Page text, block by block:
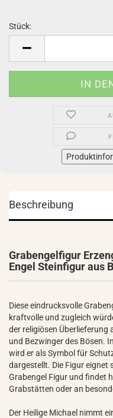
Stück:
Beschreibung
Grabengelfigur
Engel Steinfigur aus
Diese eindrucksvolle
kraftvolle und zugleich
der religiösen Überlieferung
und Bezwinger des Bösen.
wird er als Symbol für
dargestellt. Die Figur eignet
Grabengel Figur und findet
Grabstätten oder an
Der Heilige Michael nimmt